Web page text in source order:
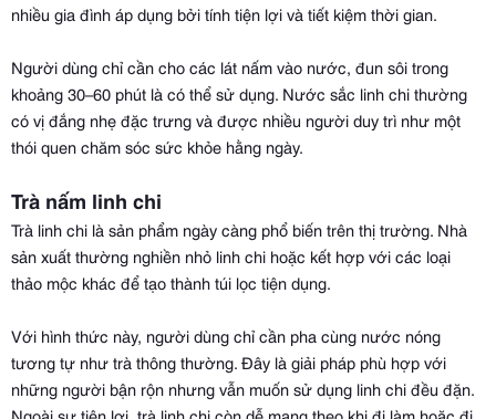
nhiều gia đình áp dụng bởi tính tiện lợi và tiết kiệm thời gian.
Người dùng chỉ cần cho các lát nấm vào nước, đun sôi trong
khoảng 30–60 phút là có thể sử dụng. Nước sắc linh chi thường
có vị đắng nhẹ đặc trưng và được nhiều người duy trì như một
thói quen chăm sóc sức khỏe hằng ngày.
Trà nấm linh chi
Trà linh chi là sản phẩm ngày càng phổ biến trên thị trường. Nhà
sản xuất thường nghiền nhỏ linh chi hoặc kết hợp với các loại
thảo mộc khác để tạo thành túi lọc tiện dụng.
Với hình thức này, người dùng chỉ cần pha cùng nước nóng
tương tự như trà thông thường. Đây là giải pháp phù hợp với
những người bận rộn nhưng vẫn muốn sử dụng linh chi đều đặn.